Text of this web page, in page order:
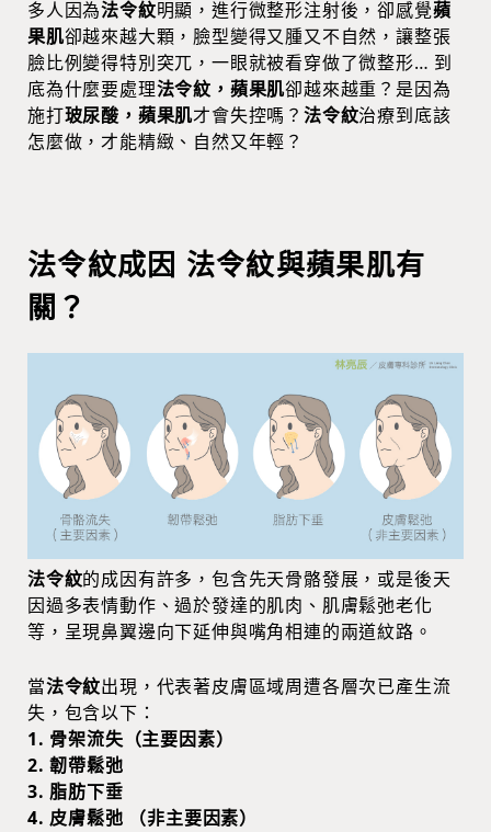
多人因為法令紋明顯，進行微整形注射後，卻感覺蘋
果肌卻越來越大顆，臉型變得又腫又不自然，讓整張
臉比例變得特別突兀，一眼就被看穿做了微整形… 到
底為什麼要處理法令紋，蘋果肌卻越來越重？是因為
施打玻尿酸，蘋果肌才會失控嗎？法令紋治療到底該
怎麼做，才能精緻、自然又年輕？
法令紋成因 法令紋與蘋果肌有
關？
法令紋的成因有許多，包含先天骨骼發展，或是後天
因過多表情動作、過於發達的肌肉、肌膚鬆弛老化
等，呈現鼻翼邊向下延伸與嘴角相連的兩道紋路。
當法令紋出現，代表著皮膚區域周遭各層次已產生流
失，包含以下：
1. 骨架流失（主要因素）
2. 韌帶鬆弛
3. 脂肪下垂
4. 皮膚鬆弛 （非主要因素）